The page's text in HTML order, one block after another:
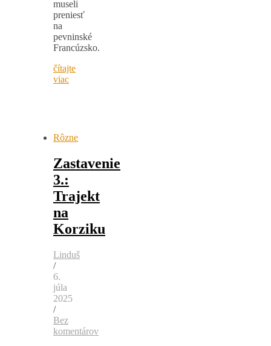
museli
preniesť
na
pevninské
Francúzsko.
čítajte
viac
Rôzne
Zastavenie
3.:
Trajekt
na
Korziku
Linduš
/
6.
júla
2025
/
Bez
komentárov